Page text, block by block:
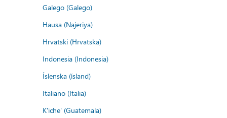
Galego (Galego)
Hausa (Najeriya)
Hrvatski (Hrvatska)
Indonesia (Indonesia)
Íslenska (ísland)
Italiano (Italia)
K'iche' (Guatemala)